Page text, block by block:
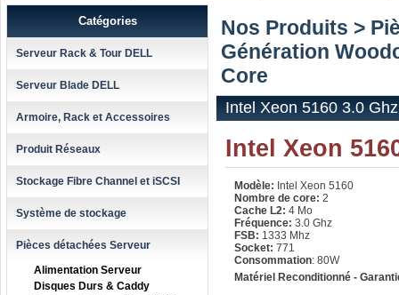
Catégories
Serveur Rack & Tour DELL
Serveur Blade DELL
Armoire, Rack et Accessoires
Produit Réseaux
Stockage Fibre Channel et iSCSI
Système de stockage
Pièces détachées Serveur
Alimentation Serveur
Disques Durs & Caddy
Nos Produits >
Génération
Core
Intel Xeon 5160 3.0
Intel Xeon
Modèle: Intel Xeon 5160
Nombre de core: 2
Cache L2: 4 Mo
Fréquence: 3.0 Ghz
FSB: 1333 Mhz
Socket: 771
Consommation: 80W
Matériel Reconditionné -